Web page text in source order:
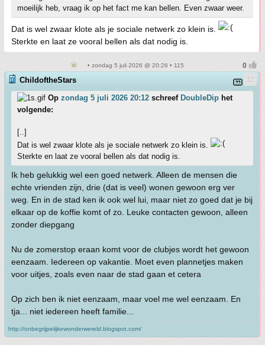
moeilijk heb, vraag ik op het fact me kan bellen. Even zwaar weer.
Dat is wel zwaar klote als je sociale netwerk zo klein is.
Sterkte en laat ze vooral bellen als dat nodig is.
• zondag 5 juli 2026 @ 20:26 • 115
ChildoftheStars
Op zondag 5 juli 2026 20:12 schreef DoubleDip het
volgende:
[..]
Dat is wel zwaar klote als je sociale netwerk zo klein is.
Sterkte en laat ze vooral bellen als dat nodig is.
Ik heb gelukkig wel een goed netwerk. Alleen de mensen die
echte vrienden zijn, drie (dat is veel) wonen gewoon erg ver
weg. En in de stad ken ik ook wel lui, maar niet zo goed dat je bij
elkaar op de koffie komt of zo. Leuke contacten gewoon, alleen
zonder diepgang
Nu de zomerstop eraan komt voor de clubjes wordt het gewoon
eenzaam. Iedereen op vakantie. Moet even plannetjes maken
voor uitjes, zoals even naar de stad gaan et cetera
Op zich ben ik niet eenzaam, maar voel me wel eenzaam. En
tja... niet iedereen heeft familie...
http://onbegrijpelijkewonderwereld.blogspot.com/